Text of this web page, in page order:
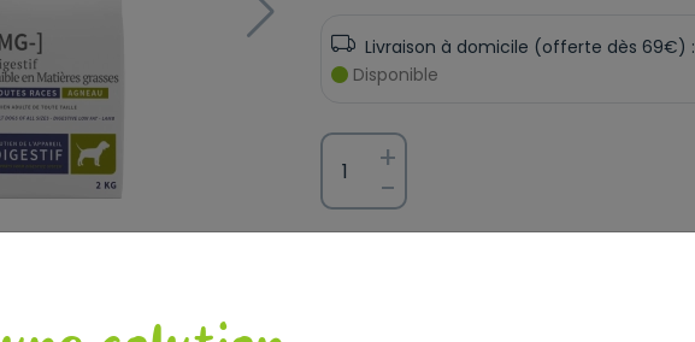
Livraison à domicile (offerte dès 69€) :
Disponible
+
-